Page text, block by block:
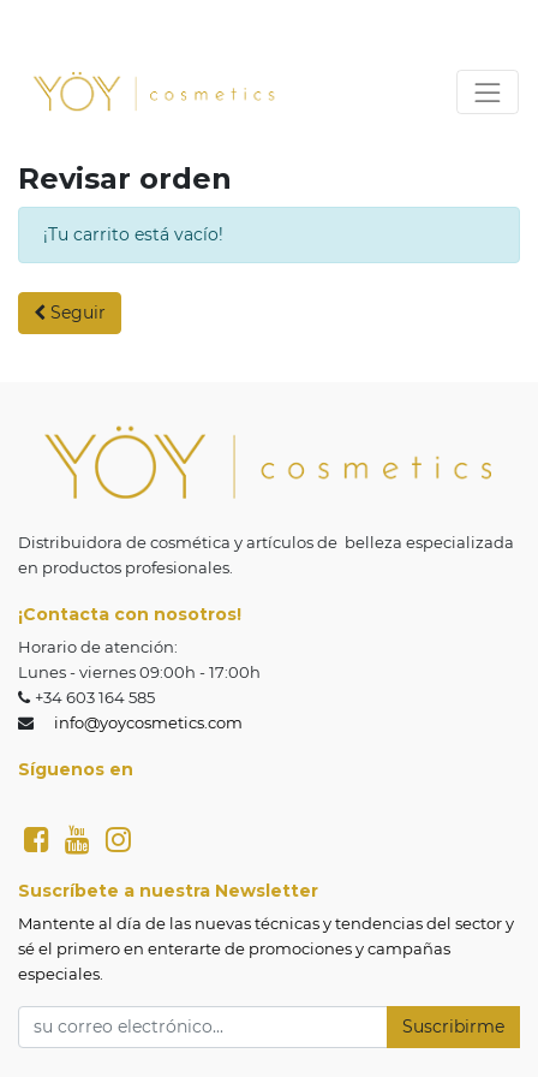
Revisar orden
¡Tu carrito está vacío!
Seguir
Distribuidora de cosmética y artículos de belleza especializada
en productos profesionales.
¡Contacta con nosotros!
Horario de atención:
Lunes - viernes 09:00h - 17:00h
+34 603 164 585
info@yoycosmetics.com
Síguenos en
Suscríbete a nuestra Newsletter
Mantente al día de las nuevas técnicas y tendencias del sector y
sé el primero en enterarte de promociones y campañas
especiales.
Suscribirme